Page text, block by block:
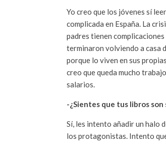
Yo creo que los jóvenes sí
complicada en España. La
padres tienen
terminaron volviendo a casa
porque lo viven en sus
creo que queda mucho
salarios.
-¿Sientes que tus libros
Sí, les intento añadir un halo
los protagonistas. Intento